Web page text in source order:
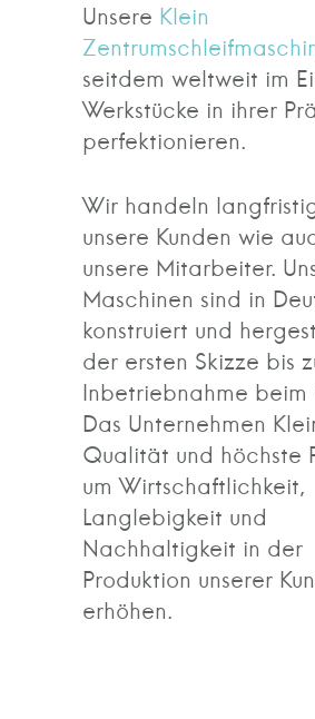
Unsere Klein
seitdem weltweit im
Werkstücke in ihrer
perfektionieren.
Wir handeln
unsere Kunden wie
unsere Mitarbeiter.
Maschinen sind in
konstruiert und
der ersten Skizze bis
Inbetriebnahme beim
Das Unternehmen
Qualität und höchste
um Wirtschaftlichkeit,
Langlebigkeit und
Nachhaltigkeit in der
Produktion unserer
erhöhen.